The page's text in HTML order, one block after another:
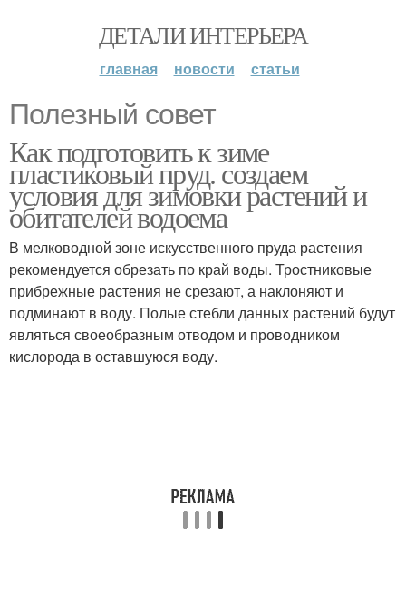
ДЕТАЛИ ИНТЕРЬЕРА
главная новости статьи
Полезный совет
Как подготовить к зиме
пластиковый пруд. создаем
условия для зимовки растений и
обитателей водоема
В мелководной зоне искусственного пруда растения
рекомендуется обрезать по край воды. Тростниковые
прибрежные растения не срезают, а наклоняют и
подминают в воду. Полые стебли данных растений будут
являться своеобразным отводом и проводником
кислорода в оставшуюся воду.